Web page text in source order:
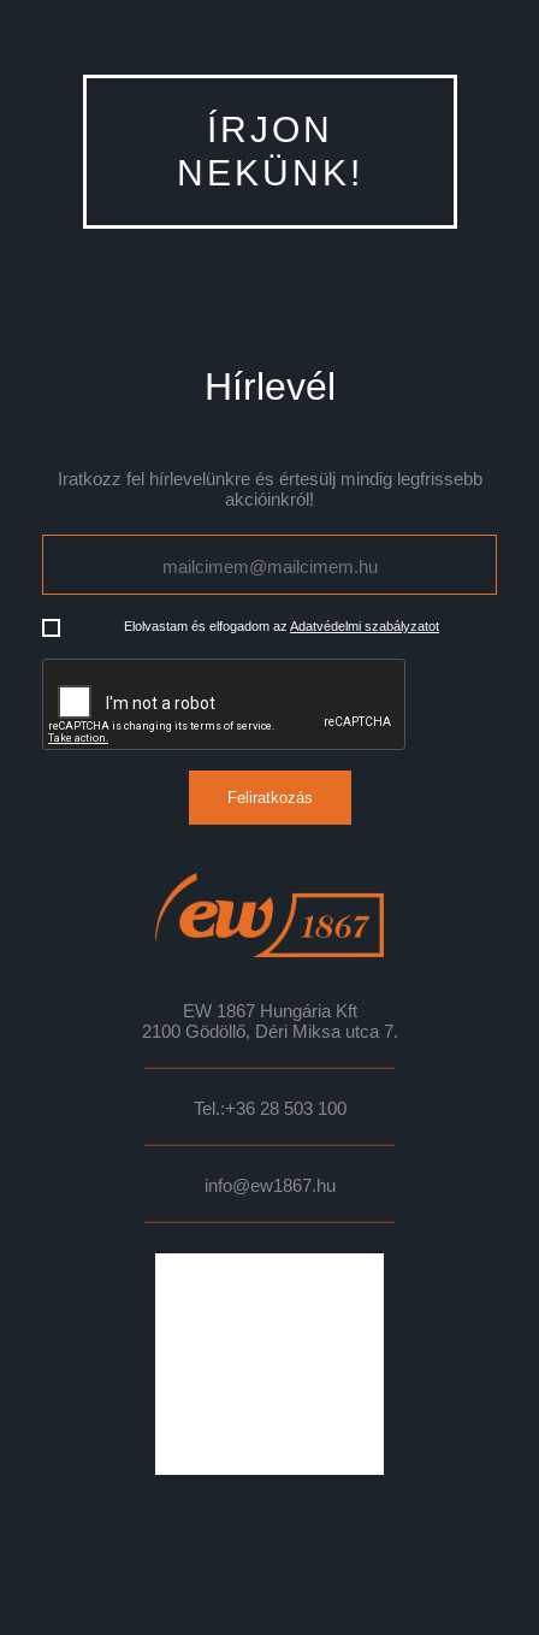
ÍRJON
NEKÜNK!
Hírlevél
Iratkozz fel hírlevelünkre és értesülj mindig legfrissebb
akcióinkról!
Elolvastam és elfogadom az Adatvédelmi szabályzatot
Feliratkozás
EW 1867 Hungária Kft
2100 Gödöllő, Déri Miksa utca 7.
Tel.:+36 28 503 100
info@ew1867.hu